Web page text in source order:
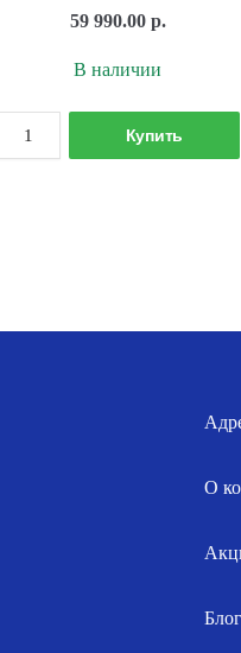
59 990.00 р.
В наличии
Количество
товара
000027
Купить
О
Блог